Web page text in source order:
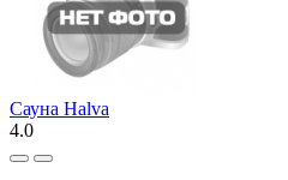
Сауна Halva
4.0